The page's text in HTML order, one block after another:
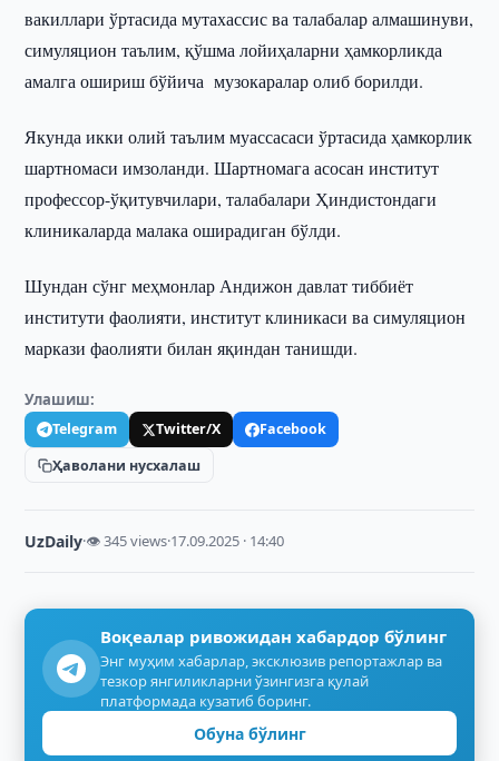
вакиллари ўртасида мутахассис ва талабалар алмашинуви,
симуляцион таълим, қўшма лойиҳаларни ҳамкорликда
амалга ошириш бўйича музокаралар олиб борилди.
Якунда икки олий таълим муассасаси ўртасида ҳамкорлик
шартномаси имзоланди. Шартномага асосан институт
профессор-ўқитувчилари, талабалари Ҳиндистондаги
клиникаларда малака оширадиган бўлди.
Шундан сўнг меҳмонлар Андижон давлат тиббиёт
институти фаолияти, институт клиникаси ва симуляцион
маркази фаолияти билан яқиндан танишди.
Улашиш:
Telegram Twitter/X
Facebook
Ҳаволани нусхалаш
UzDaily·👁 345 views·17.09.2025 · 14:40
Воқеалар ривожидан хабардор бўлинг
Энг муҳим хабарлар, эксклюзив репортажлар ва
тезкор янгиликларни ўзингизга қулай
платформада кузатиб боринг.
Обуна бўлинг